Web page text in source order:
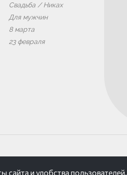
Свадьба / Никах
Для мужчин
8 марта
23 февраля
и удобства пользователей.